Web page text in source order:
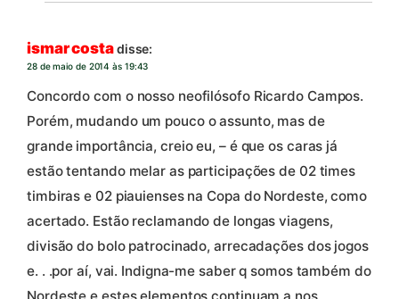
ismar costadisse:
28 de maio de 2014 às 19:43
Concordo com o nosso neofilósofo Ricardo Campos.
Porém, mudando um pouco o assunto, mas de
grande importância, creio eu, – é que os caras já
estão tentando melar as participações de 02 times
timbiras e 02 piauienses na Copa do Nordeste, como
acertado. Estão reclamando de longas viagens,
divisão do bolo patrocinado, arrecadações dos jogos
e. . .por aí, vai. Indigna-me saber q somos também do